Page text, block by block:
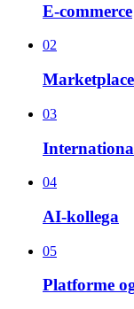
E-commerce
02
03
04
AI-kollega
05
Platforme